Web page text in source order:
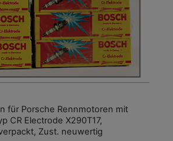
für Porsche Rennmotoren mit
CR Electrode X290T17,
Zust. neuwertig